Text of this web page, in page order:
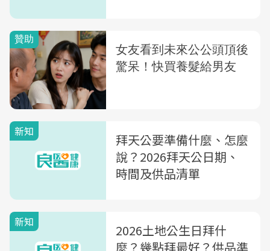
新知
拜天公要準備什麼、怎麼
說？2026拜天公日期、
時間及供品清單
新知
2026土地公生日拜什
麼？幾點拜最好？供品準